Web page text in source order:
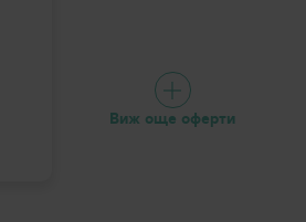
Виж още оферти